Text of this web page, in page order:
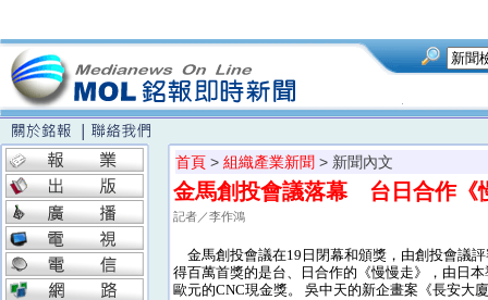
首頁 > 組織產業新聞 > 新聞內文
金馬創投會議落幕 台日合作《
記者／李作鴻
金馬創投會議在19日閉幕和頒獎，由創投會議
得百萬首獎的是台、日合作的《慢慢走》，由日
歐元的CNC現金獎。 吳中天的新企畫案《長安大